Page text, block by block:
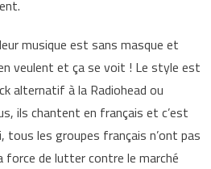
musique est sans masque et
veulent et ça se voit ! Le style est
alternatif à la Radiohead ou
ils chantent en français et c’est
tous les groupes français n’ont pas
force de lutter contre le marché